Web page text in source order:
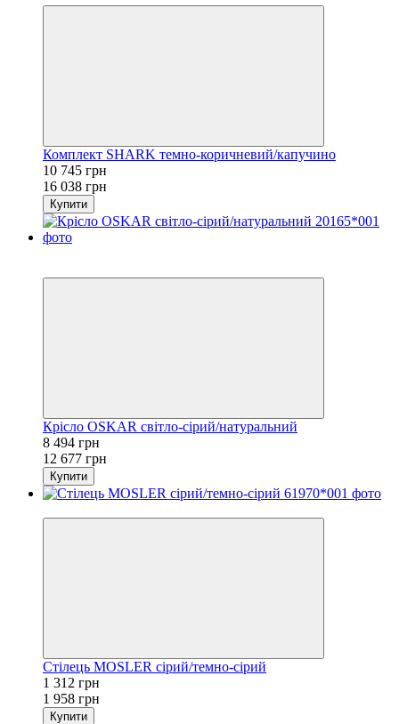
Комплект SHARK темно-коричневий/капучино
10 745 грн
16 038 грн
Купити
Крісло OSKAR світло-сірий/натуральний
8 494 грн
12 677 грн
Купити
Стілець MOSLER сірий/темно-сірий
1 312 грн
1 958 грн
Купити